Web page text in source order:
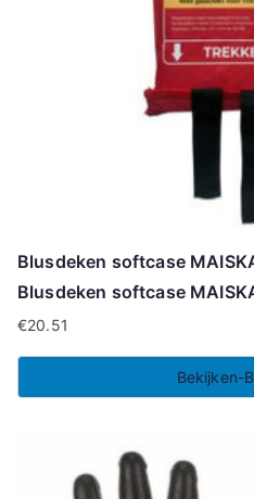
Blusdeken softcase
Blusdeken softcase
€20.51
Bekijken-